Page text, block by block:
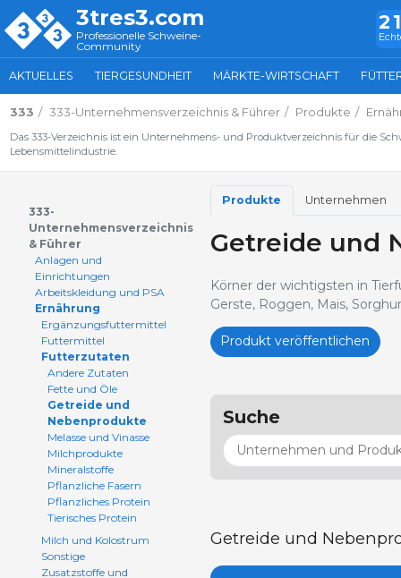
3tres3.com
Professionelle Schweine-
Community
AKTUELLES TIERGESUNDHEIT MÄRKTE-WIRTSCHAFT
333 333-Unternehmensverzeichnis & Führer Produkte
Das 333-Verzeichnis ist ein Unternehmens- und Produktverzeichnis für die
Lebensmittelindustrie.
333-
Unternehmensverzeichnis
& Führer
Anlagen und
Einrichtungen
Arbeitskleidung und PSA
Ernährung
Ergänzungsfuttermittel
Futtermittel
Futterzutaten
Andere Zutaten
Fette und Öle
Getreide und
Nebenprodukte
Melasse und Vinasse
Milchprodukte
Mineralstoffe
Pflanzliche Fasern
Pflanzliches Protein
Tierisches Protein
Milch und Kolostrum
Sonstige
Zusatzstoffe und
Produkte Unternehmen
Getreide und
Körner der wichtigsten in
Gerste, Roggen, Mais,
Produkt veröffentlichen
Suche
Getreide und